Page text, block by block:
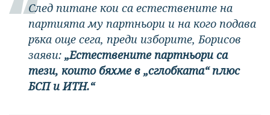
След питане кои са естествените на
партията му партньори и на кого подава
ръка още сега, преди изборите, Борисов
заяви: „Естествените партньори са
тези, които бяхме в „сглобката“ плюс
БСП и ИТН.“